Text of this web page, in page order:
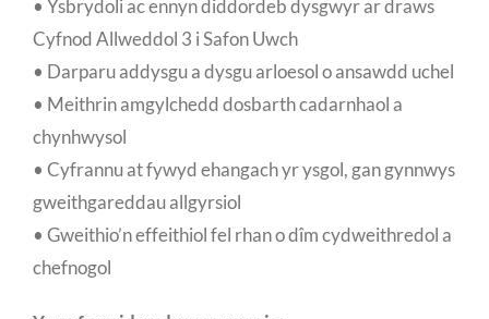
• Ysbrydoli ac ennyn diddordeb dysgwyr ar draws
Cyfnod Allweddol 3 i Safon Uwch
• Darparu addysgu a dysgu arloesol o ansawdd uchel
• Meithrin amgylchedd dosbarth cadarnhaol a
chynhwysol
• Cyfrannu at fywyd ehangach yr ysgol, gan gynnwys
gweithgareddau allgyrsiol
• Gweithio’n effeithiol fel rhan o dîm cydweithredol a
chefnogol